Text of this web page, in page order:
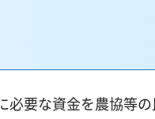
要な資金を農協等の